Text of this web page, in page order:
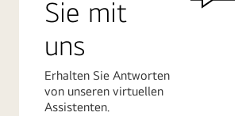
Sie mit
uns
Erhalten Sie Antworten
von unseren virtuellen
Assistenten.